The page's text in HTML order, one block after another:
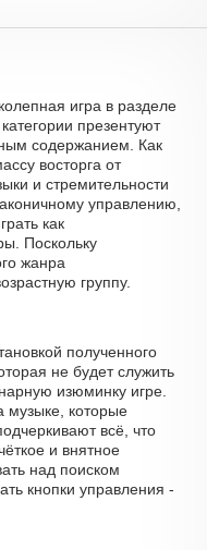
игра в разделе
презентуют
содержанием. Как
восторга от
и стремительности
управлению,
как
Поскольку
жанра
группу.
полученного
не будет служить
изюминку игре.
музыке, которые
всё, что
и внятное
над поиском
кнопки управления -